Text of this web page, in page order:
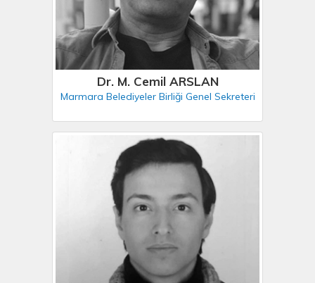
Dr. M. Cemil ARSLAN
Marmara Belediyeler Birliği Genel Sekreteri